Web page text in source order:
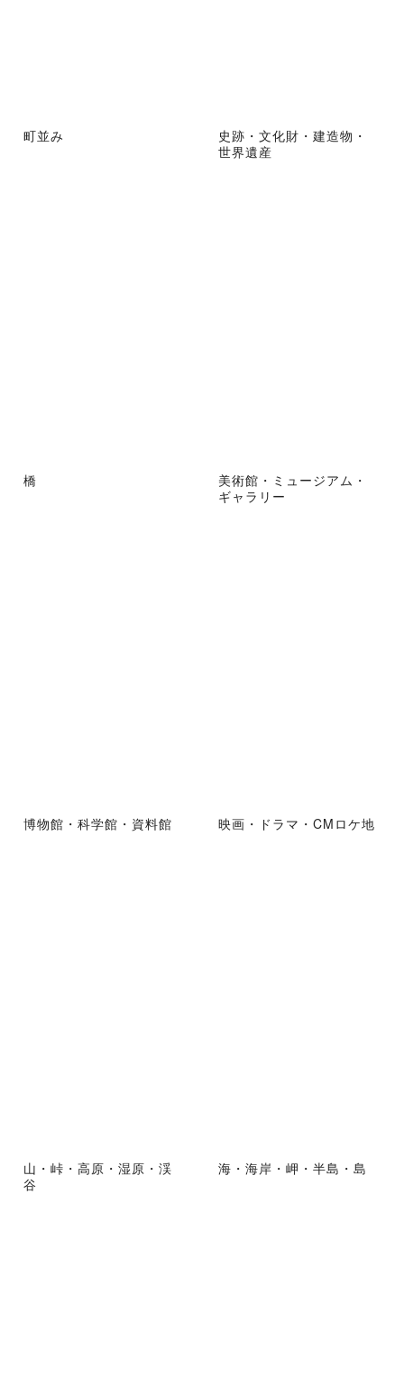
町並み
史跡・文化財・建造物・
世界遺産
橋
美術館・ミュージアム・
ギャラリー
博物館・科学館・資料館 映画・ドラマ・CMロケ地
山・峠・高原・湿原・渓
谷
海・海岸・岬・半島・島